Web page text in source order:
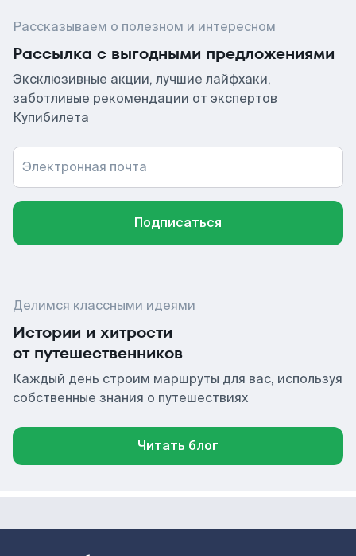
Рассказываем о полезном и интересном
Рассылка с выгодными предложениями
Эксклюзивные акции, лучшие лайфхаки,
заботливые рекомендации от экспертов
Купибилета
Электронная почта
Подписаться
Делимся классными идеями
Истории и хитрости
от путешественников
Каждый день строим маршруты для вас, используя
собственные знания о путешествиях
Читать блог